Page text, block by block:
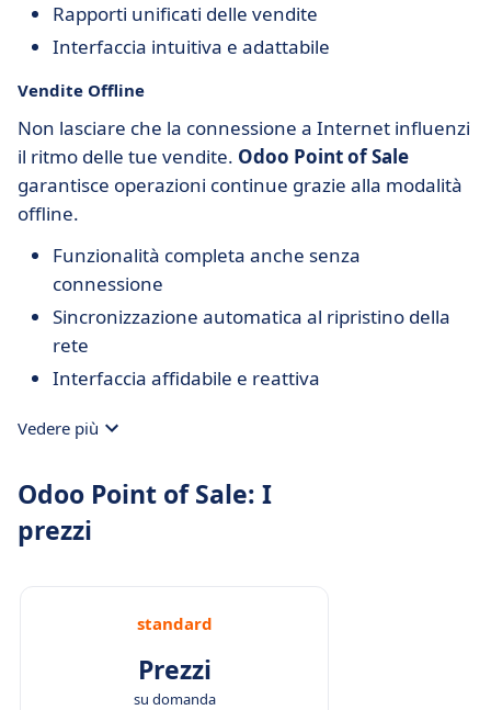
Rapporti unificati delle vendite
Interfaccia intuitiva e adattabile
Vendite Offline
Non lasciare che la connessione a Internet influenzi
il ritmo delle tue vendite. Odoo Point of Sale
garantisce operazioni continue grazie alla modalità
offline.
Funzionalità completa anche senza
connessione
Sincronizzazione automatica al ripristino della
rete
Interfaccia affidabile e reattiva
Vedere più
Odoo Point of Sale: I
prezzi
standard
Prezzi
su domanda